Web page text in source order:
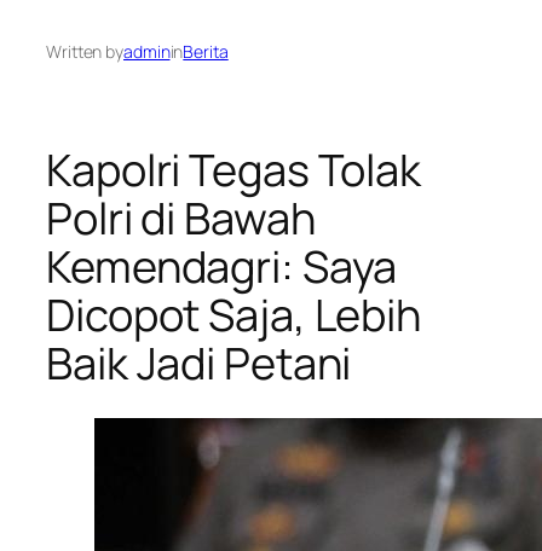
Written byadmininBerita
Kapolri Tegas Tolak
Polri di Bawah
Kemendagri: Saya
Dicopot Saja, Lebih
Baik Jadi Petani